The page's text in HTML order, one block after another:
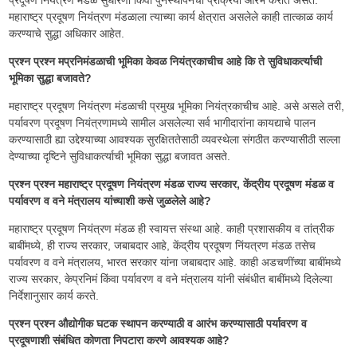
महाराष्ट्र प्रदूषण नियंत्रण मंडळाला त्याच्या कार्य क्षेत्रात असलेले काही तात्काळ कार्य
करण्याचे सुद्धा अधिकार आहेत.
प्रश्न प्रश्न मप्रनिमंडळाची भूमिका केवळ नियंत्रकाचीच आहे कि ते सुविधाकर्त्याची
भूमिका सुद्धा बजावते?
महाराष्ट्र प्रदूषण नियंत्रण मंडळाची प्रमुख भूमिका नियंत्रकाचीच आहे. असे असले तरी,
पर्यावरण प्रदूषण नियंत्रणामध्ये सामील असलेल्या सर्व भागीदारांना कायद्याचे पालन
करण्यासाठी ह्या उद्देश्याच्या आवश्यक सुरक्षिततेसाठी व्यवस्थेला संगठीत करण्यासीठी सल्ला
देण्याच्या दृष्टिने सुविधाकर्त्याची भूमिका सुद्धा बजावत असते.
प्रश्न प्रश्न महाराष्ट्र प्रदूषण नियंत्रण मंडळ राज्य सरकार, केंद्रीय प्रदूषण मंडळ व
पर्यावरण व वने मंत्रालय यांच्याशी कसे जुळलेले आहे?
महाराष्ट्र प्रदूषण नियंत्रण मंडळ ही स्वायत्त संस्था आहे. काही प्रशासकीय व तांत्रीक
बाबींमध्ये, ही राज्य सरकार, जबाबदार आहे, केंद्रीय प्रदूषण निंयत्रण मंडळ तसेच
पर्यावरण व वने मंत्रालय, भारत सरकार यांना जबाबदार आहे. काही अडचणींच्या बाबींमध्ये
राज्य सरकार, केप्रनिमं किंवा पर्यावरण व वने मंत्रालय यांनी संबंधीत बाबींमध्ये दिलेल्या
निर्देशानुसार कार्य करते.
प्रश्न प्रश्न औद्योगीक घटक स्थापन करण्याठी व आरंभ करण्यासाठी पर्यावरण व
प्रदूषणाशी संबंधित कोणता निपटारा करणे आवश्यक आहे?